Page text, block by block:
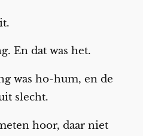
En dat was het.
was ho-hum, en de
slecht.
hoor, daar niet